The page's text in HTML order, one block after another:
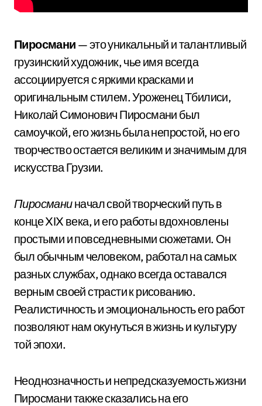
Пиросмани — это уникальный и талантливый
грузинский художник, чье имя всегда
ассоциируется с яркими красками и
оригинальным стилем. Уроженец Тбилиси,
Николай Симонович Пиросмани был
самоучкой, его жизнь была непростой, но его
творчество остается великим и значимым для
искусства Грузии.
Пиросманиначал свой творческий путь в
конце XIX века, и его работы вдохновлены
простыми и повседневными сюжетами. Он
был обычным человеком, работал на самых
разных службах, однако всегда оставался
верным своей страсти к рисованию.
Реалистичность и эмоциональность его работ
позволяют нам окунуться в жизнь и культуру
той эпохи.
Неоднозначность и непредсказуемость жизни
Пиросмани также сказались на его